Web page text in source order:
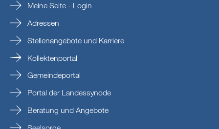
Meine Seite - Login
Adressen
Stellenangebote und Karriere
Kollektenportal
Gemeindeportal
Portal der Landessynode
Beratung und Angebote